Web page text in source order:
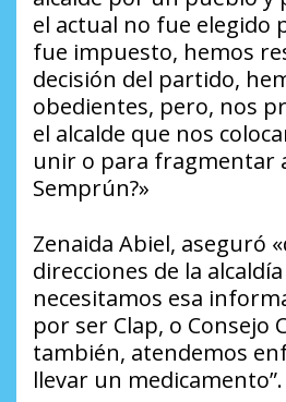
el actual no fue elegido
fue impuesto, hemos
decisión del partido,
obedientes, pero, nos
el alcalde que nos
unir o para fragmentar
Semprún?»
Zenaida Abiel, aseguró
direcciones de la
necesitamos esa
por ser Clap, o Consejo
también, atendemos
llevar un medicamento”.